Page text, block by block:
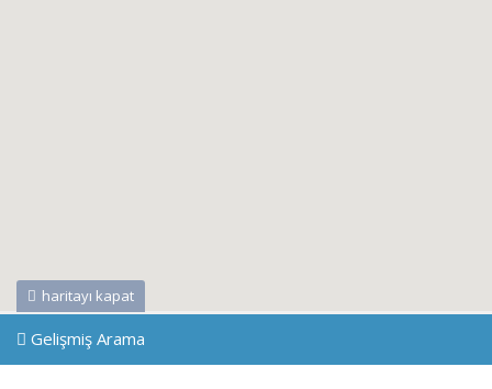
haritayı kapat
Gelişmiş Arama